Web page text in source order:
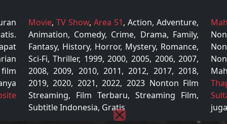
Movie, TV Show, Area 51, Action, Adventure,
Animation, Comedy, Crime, Drama, Family,
Fantasy, History, Horror, Mystery, Romance,
Sci-Fi, Thriller, 1999, 2000, 2005, 2006, 2007,
2008, 2009, 2010, 2011, 2012, 2017, 2018,
2019, 2020, 2021, 2022, 2023 Nonton Film
Streaming, Film Terbaru, Streaming Film,
Subtitle Indonesia, Gratis